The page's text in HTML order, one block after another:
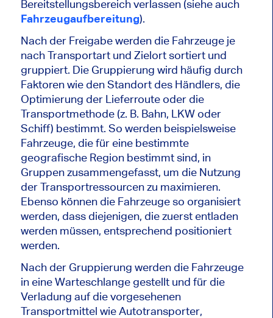
Bereitstellungsbereich verlassen (siehe auch
Fahrzeugaufbereitung).
Nach der Freigabe werden die Fahrzeuge je
nach Transportart und Zielort sortiert und
gruppiert. Die Gruppierung wird häufig durch
Faktoren wie den Standort des Händlers, die
Optimierung der Lieferroute oder die
Transportmethode (z. B. Bahn, LKW oder
Schiff) bestimmt. So werden beispielsweise
Fahrzeuge, die für eine bestimmte
geografische Region bestimmt sind, in
Gruppen zusammengefasst, um die Nutzung
der Transportressourcen zu maximieren.
Ebenso können die Fahrzeuge so organisiert
werden, dass diejenigen, die zuerst entladen
werden müssen, entsprechend positioniert
werden.
Nach der Gruppierung werden die Fahrzeuge
in eine Warteschlange gestellt und für die
Verladung auf die vorgesehenen
Transportmittel wie Autotransporter,